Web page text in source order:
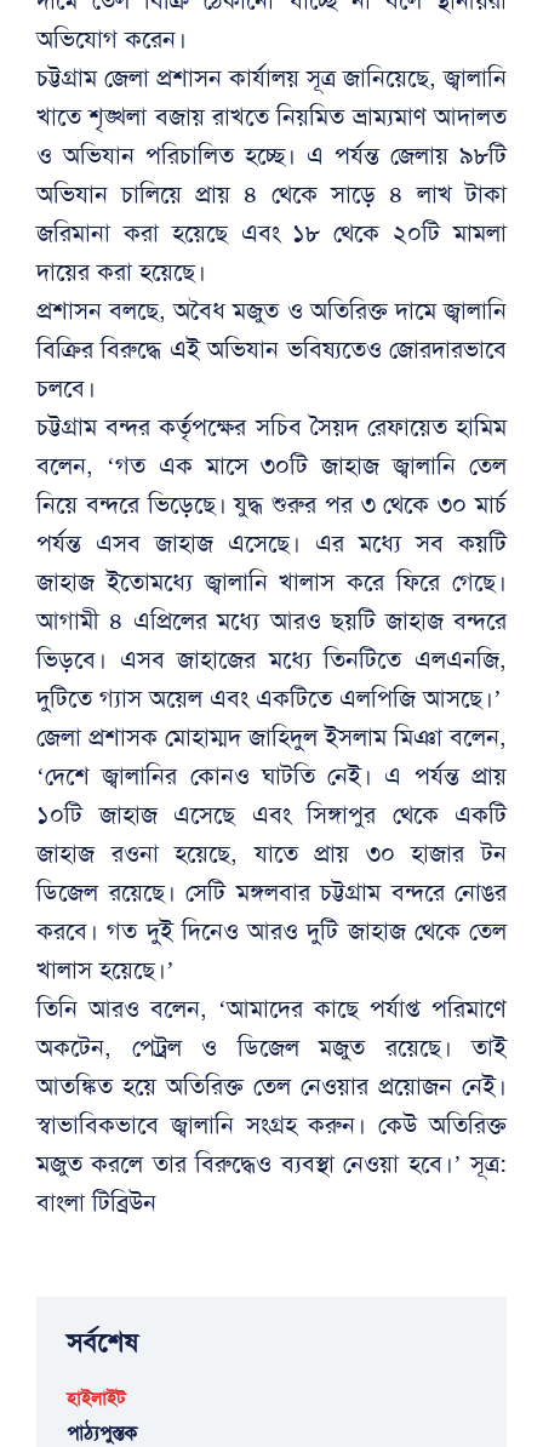
অভিযোগ করেন।
চট্টগ্রাম জেলা প্রশাসন কার্যালয় সূত্র জানিয়েছে, জ্বালানি
খাতে শৃঙ্খলা বজায় রাখতে নিয়মিত ভ্রাম্যমাণ আদালত
ও অভিযান পরিচালিত হচ্ছে। এ পর্যন্ত জেলায় ৯৮টি
অভিযান চালিয়ে প্রায় ৪ থেকে সাড়ে ৪ লাখ টাকা
জরিমানা করা হয়েছে এবং ১৮ থেকে ২০টি মামলা
দায়ের করা হয়েছে।
প্রশাসন বলছে, অবৈধ মজুত ও অতিরিক্ত দামে জ্বালানি
বিক্রির বিরুদ্ধে এই অভিযান ভবিষ্যতেও জোরদারভাবে
চলবে।
চট্টগ্রাম বন্দর কর্তৃপক্ষের সচিব সৈয়দ রেফায়েত হামিম
বলেন, ‘গত এক মাসে ৩০টি জাহাজ জ্বালানি তেল
নিয়ে বন্দরে ভিড়েছে। যুদ্ধ শুরুর পর ৩ থেকে ৩০ মার্চ
পর্যন্ত এসব জাহাজ এসেছে। এর মধ্যে সব কয়টি
জাহাজ ইতোমধ্যে জ্বালানি খালাস করে ফিরে গেছে।
আগামী ৪ এপ্রিলের মধ্যে আরও ছয়টি জাহাজ বন্দরে
ভিড়বে। এসব জাহাজের মধ্যে তিনটিতে এলএনজি,
দুটিতে গ্যাস অয়েল এবং একটিতে এলপিজি আসছে।’
জেলা প্রশাসক মোহাম্মদ জাহিদুল ইসলাম মিঞা বলেন,
‘দেশে জ্বালানির কোনও ঘাটতি নেই। এ পর্যন্ত প্রায়
১০টি জাহাজ এসেছে এবং সিঙ্গাপুর থেকে একটি
জাহাজ রওনা হয়েছে, যাতে প্রায় ৩০ হাজার টন
ডিজেল রয়েছে। সেটি মঙ্গলবার চট্টগ্রাম বন্দরে নোঙর
করবে। গত দুই দিনেও আরও দুটি জাহাজ থেকে তেল
খালাস হয়েছে।’
তিনি আরও বলেন, ‘আমাদের কাছে পর্যাপ্ত পরিমাণে
অকটেন, পেট্রল ও ডিজেল মজুত রয়েছে। তাই
আতঙ্কিত হয়ে অতিরিক্ত তেল নেওয়ার প্রয়োজন নেই।
স্বাভাবিকভাবে জ্বালানি সংগ্রহ করুন। কেউ অতিরিক্ত
মজুত করলে তার বিরুদ্ধেও ব্যবস্থা নেওয়া হবে।’ সূত্র:
বাংলা টিব্রিউন
সর্বশেষ
হাইলাইট
পাঠ্যপুস্তক